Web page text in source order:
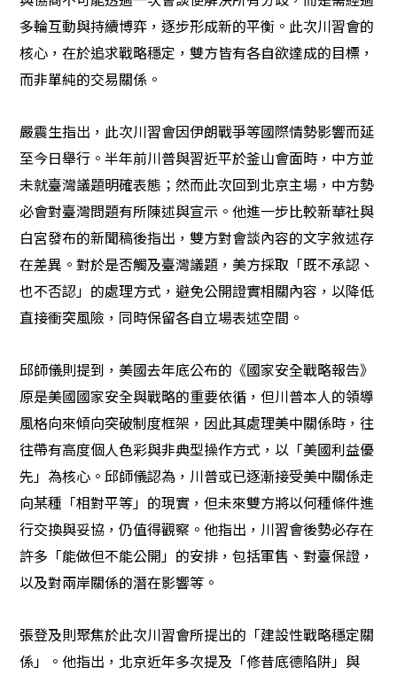
多輪互動與持續博弈，逐步形成新的平衡。此次川習會的
核心，在於追求戰略穩定，雙方皆有各自欲達成的目標，
而非單純的交易關係。
嚴震生指出，此次川習會因伊朗戰爭等國際情勢影響而延
至今日舉行。半年前川普與習近平於釜山會面時，中方並
未就臺灣議題明確表態；然而此次回到北京主場，中方勢
必會對臺灣問題有所陳述與宣示。他進一步比較新華社與
白宮發布的新聞稿後指出，雙方對會談內容的文字敘述存
在差異。對於是否觸及臺灣議題，美方採取「既不承認、
也不否認」的處理方式，避免公開證實相關內容，以降低
直接衝突風險，同時保留各自立場表述空間。
邱師儀則提到，美國去年底公布的《國家安全戰略報告》
原是美國國家安全與戰略的重要依循，但川普本人的領導
風格向來傾向突破制度框架，因此其處理美中關係時，往
往帶有高度個人色彩與非典型操作方式，以「美國利益優
先」為核心。邱師儀認為，川普或已逐漸接受美中關係走
向某種「相對平等」的現實，但未來雙方將以何種條件進
行交換與妥協，仍值得觀察。他指出，川習會後勢必存在
許多「能做但不能公開」的安排，包括軍售、對臺保證，
以及對兩岸關係的潛在影響等。
張登及則聚焦於此次川習會所提出的「建設性戰略穩定關
係」。他指出，北京近年多次提及「修昔底德陷阱」與